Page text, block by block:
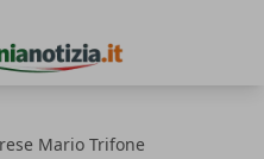
Mario Trifone